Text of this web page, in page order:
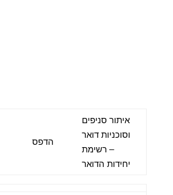
איתור סניפים
וסוכניות דואר
– רשימת
יחידות הדואר
הדפס